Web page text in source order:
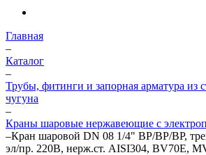
Главная
–
Каталог
–
Трубы, фитинги и запорная арматура из
чугуна
–
Краны шаровые нержавеющие с
–Кран шаровой DN 08 1/4" ВР/ВР/ВР,
эл/пр. 220В, нерж.ст. AISI304, BV70Е,